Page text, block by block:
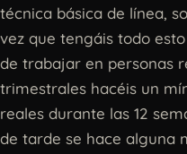
técnica básica de línea,
vez que tengáis todo
de trabajar en personas
trimestrales hacéis un
reales durante las 12
de tarde se hace alguna